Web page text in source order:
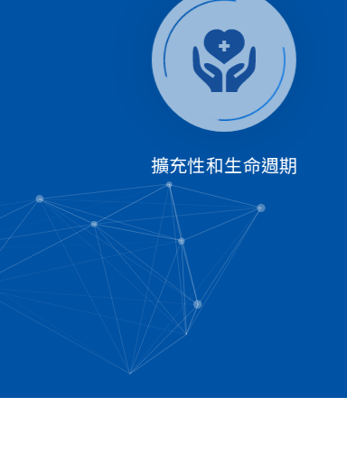
擴充性和生命週期